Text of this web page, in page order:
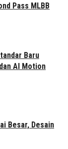
Pass MLBB
Baru
AI Motion
Besar, Desain